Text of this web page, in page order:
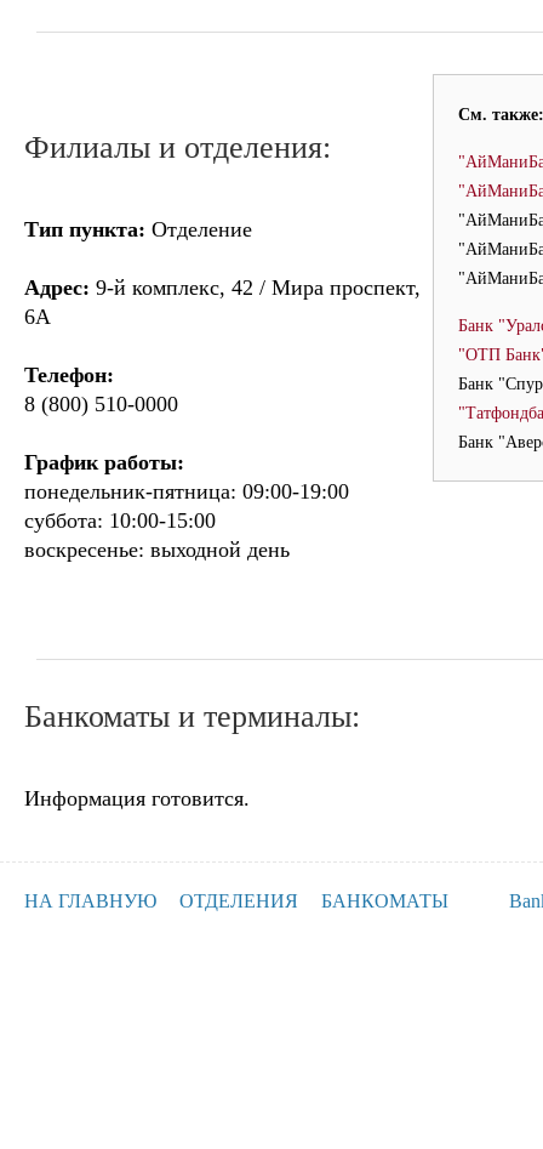
См. также:
Банк
"ОТП
Банк
Банк
Филиалы и отделения:
Тип пункта: Отделение
Адрес: 9-й комплекс, 42 / Мира проспект,
6А
Телефон:
8 (800) 510-0000
График работы:
понедельник-пятница: 09:00-19:00
суббота: 10:00-15:00
воскресенье: выходной день
Банкоматы и терминалы:
Информация готовится.
НА ГЛАВНУЮ ОТДЕЛЕНИЯ БАНКОМАТЫ